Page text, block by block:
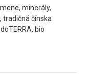
minerály,
tradičná čínska
bio